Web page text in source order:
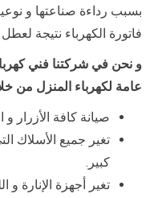
بسبب رداءة صناعتها و
فاتورة الكهرباء نتيجة
و نحن في شركتنا فني
عامة لكهرباء المنزل من
صيانة كافة الأزرار
تغير جميع الأسلاك
كبير.
تغير أجهزة الإنارة و